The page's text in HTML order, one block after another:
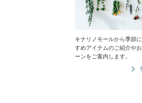
キナリノモールから季節
すめアイテムのご紹介や
ーンをご案内します。